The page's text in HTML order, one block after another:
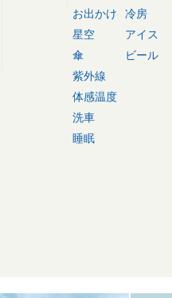
お出かけ
星空
傘
紫外線
体感温度
洗車
睡眠
冷房
アイス
ビール